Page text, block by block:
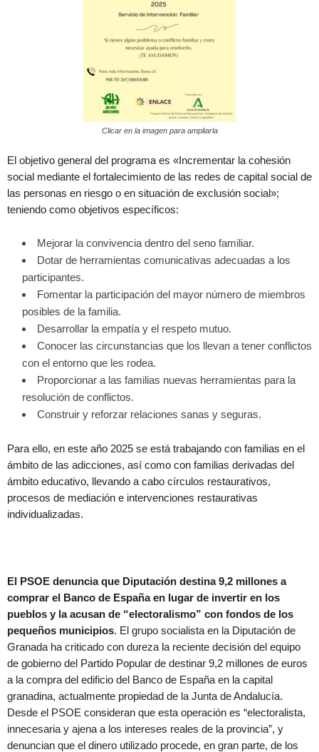
Clicar en la imagen para ampliarla
El objetivo general del programa es «Incrementar la cohesión
social mediante el fortalecimiento de las redes de capital social de
las personas en riesgo o en situación de exclusión social»;
teniendo como objetivos específicos:
Mejorar la convivencia dentro del seno familiar.
Dotar de herramientas comunicativas adecuadas a los
participantes.
Fomentar la participación del mayor número de miembros
posibles de la familia.
Desarrollar la empatía y el respeto mutuo.
Conocer las circunstancias que los llevan a tener conflictos
con el entorno que les rodea.
Proporcionar a las familias nuevas herramientas para la
resolución de conflictos.
Construir y reforzar relaciones sanas y seguras.
Para ello, en este año 2025 se está trabajando con familias en el
ámbito de las adicciones, así como con familias derivadas del
ámbito educativo, llevando a cabo círculos restaurativos,
procesos de mediación e intervenciones restaurativas
individualizadas.
El PSOE denuncia que Diputación destina 9,2 millones a
comprar el Banco de España en lugar de invertir en los
pueblos y la acusan de “electoralismo” con fondos de los
pequeños municipios. El grupo socialista en la Diputación de
Granada ha criticado con dureza la reciente decisión del equipo
de gobierno del Partido Popular de destinar 9,2 millones de euros
a la compra del edificio del Banco de España en la capital
granadina, actualmente propiedad de la Junta de Andalucía.
Desde el PSOE consideran que esta operación es “electoralista,
innecesaria y ajena a los intereses reales de la provincia”, y
denuncian que el dinero utilizado procede, en gran parte, de los